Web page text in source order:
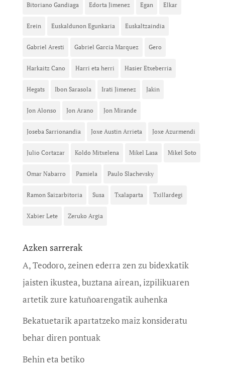
Bitoriano Gandiaga Edorta Jimenez Egan Elkar
Erein Euskaldunon Egunkaria Euskaltzaindia
Gabriel Aresti Gabriel Garcia Marquez Gero
Harkaitz Cano Harri eta herri Hasier Etxeberria
Hegats Ibon Sarasola Irati Jimenez Jakin
Jon Alonso Jon Arano Jon Mirande
Joseba Sarrionandia Joxe Austin Arrieta Joxe Azurmendi
Julio Cortazar Koldo Mitxelena Mikel Lasa Mikel Soto
Omar Nabarro Pamiela Paulo Slachevsky
Ramon Saizarbitoria Susa Txalaparta Txillardegi
Xabier Lete Zeruko Argia
Azken sarrerak
A, Teodoro, zeinen ederra zen zu bidexkatik
jaisten ikustea, buztana airean, izpilikuaren
artetik zure katuñoarengatik auhenka
Bekatuetarik apartatzeko maiz konsideratu
behar diren pontuak
Behin eta betiko